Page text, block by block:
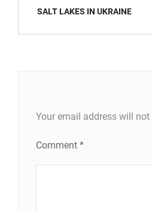
navigation
SALT LAKES IN UKRAINE
Your email address will not
Comment *